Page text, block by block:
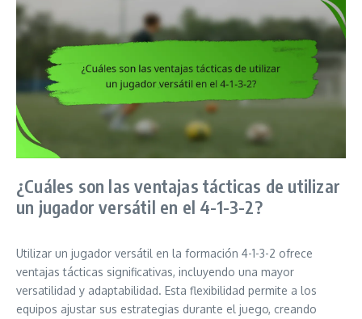
¿Cuáles son las ventajas tácticas de utilizar
un jugador versátil en el 4-1-3-2?
Utilizar un jugador versátil en la formación 4-1-3-2 ofrece
ventajas tácticas significativas, incluyendo una mayor
versatilidad y adaptabilidad. Esta flexibilidad permite a los
equipos ajustar sus estrategias durante el juego, creando